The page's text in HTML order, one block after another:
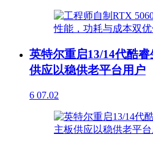
英特尔重启13/14代酷
供应以稳供老平台用户
6 07.02